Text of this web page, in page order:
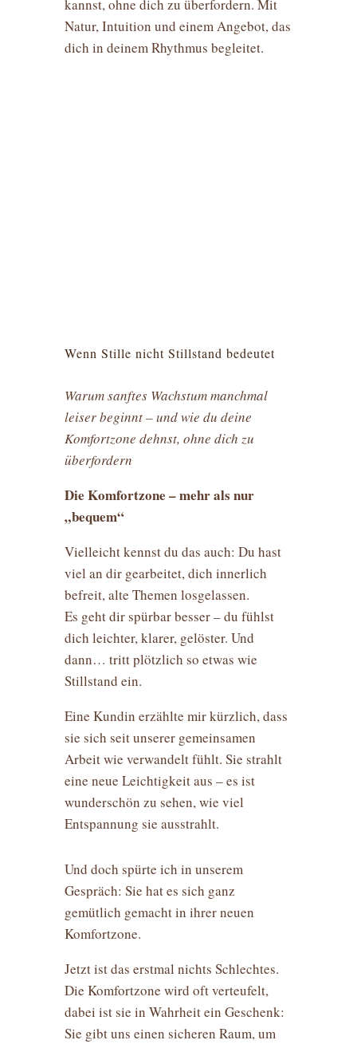
kannst, ohne dich zu überfordern. Mit
Natur, Intuition und einem Angebot, das
dich in deinem Rhythmus begleitet.
Wenn Stille nicht Stillstand bedeutet
Warum sanftes Wachstum manchmal
leiser beginnt – und wie du deine
Komfortzone dehnst, ohne dich zu
überfordern
Die Komfortzone – mehr als nur
„bequem“
Vielleicht kennst du das auch: Du hast
viel an dir gearbeitet, dich innerlich
befreit, alte Themen losgelassen.
Es geht dir spürbar besser – du fühlst
dich leichter, klarer, gelöster. Und
dann… tritt plötzlich so etwas wie
Stillstand ein.
Eine Kundin erzählte mir kürzlich, dass
sie sich seit unserer gemeinsamen
Arbeit wie verwandelt fühlt. Sie strahlt
eine neue Leichtigkeit aus – es ist
wunderschön zu sehen, wie viel
Entspannung sie ausstrahlt.
Und doch spürte ich in unserem
Gespräch: Sie hat es sich ganz
gemütlich gemacht in ihrer neuen
Komfortzone.
Jetzt ist das erstmal nichts Schlechtes.
Die Komfortzone wird oft verteufelt,
dabei ist sie in Wahrheit ein Geschenk:
Sie gibt uns einen sicheren Raum, um